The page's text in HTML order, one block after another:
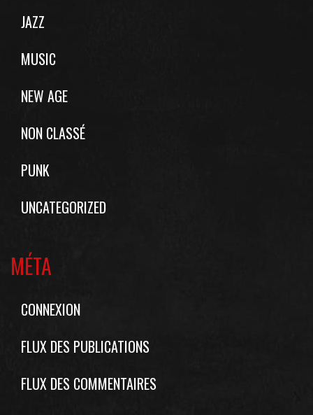
JAZZ
MUSIC
NEW AGE
NON CLASSÉ
PUNK
UNCATEGORIZED
MÉTA
CONNEXION
FLUX DES PUBLICATIONS
FLUX DES COMMENTAIRES